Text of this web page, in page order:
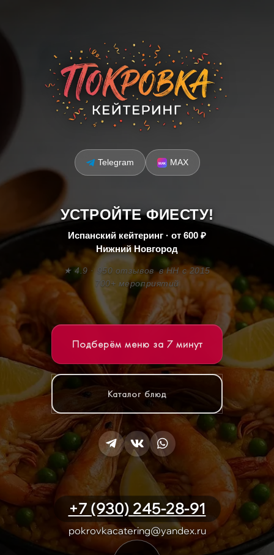
Подберём меню за 7 минут
Каталог блюд
Telegram MAX
УСТРОЙТЕ ФИЕСТУ!
Испанский кейтеринг · от 600 ₽
Нижний Новгород
★ 4.9 · 950 отзывов в НН с 2015
700+ мероприятий
+7 (930) 245-28-91
pokrovkacatering@yandex.ru